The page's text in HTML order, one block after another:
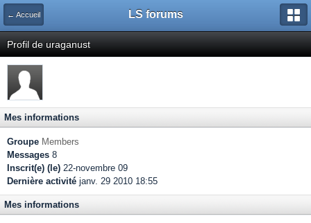
← Accueil LS forums
Profil de uraganust
Mes informations
Groupe Members
Messages 8
Inscrit(e) (le) 22-novembre 09
Dernière activité janv. 29 2010 18:55
Mes informations